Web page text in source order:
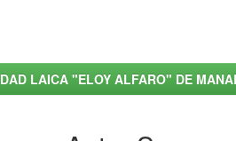
LAICA "ELOY ALFARO" DE